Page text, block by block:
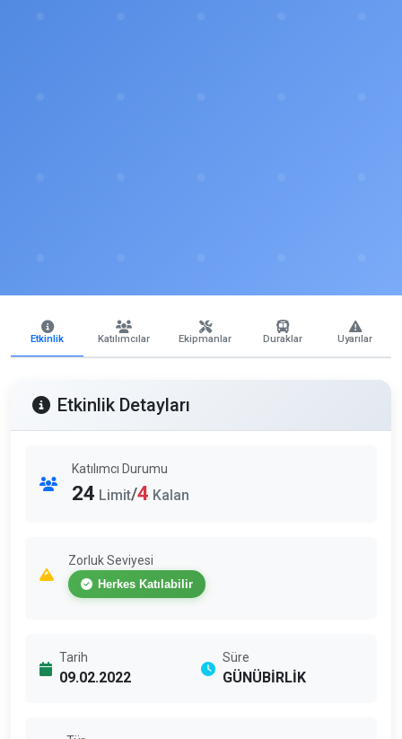
Etkinlik Katılımcılar Ekipmanlar Duraklar Uyarılar
Etkinlik Detayları
Katılımcı Durumu
24 Limit/4 Kalan
Zorluk Seviyesi
Herkes Katılabilir
Tarih
09.02.2022
Süre
GÜNÜBİRLİK